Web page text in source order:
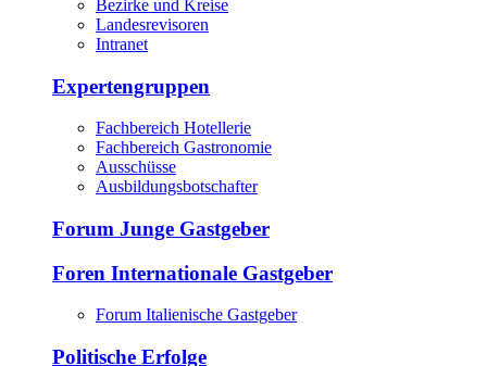
Bezirke und Kreise
Landesrevisoren
Intranet
Expertengruppen
Fachbereich Hotellerie
Fachbereich Gastronomie
Ausschüsse
Ausbildungsbotschafter
Forum Junge Gastgeber
Foren Internationale Gastgeber
Forum Italienische Gastgeber
Politische Erfolge